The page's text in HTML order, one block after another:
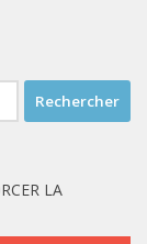
LA